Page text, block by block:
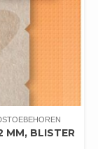
MM, BLISTER